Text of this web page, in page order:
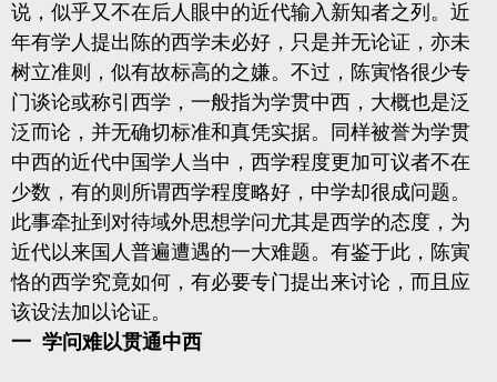
说，似乎又不在后人眼中的近代输入新知者之列。近
年有学人提出陈的西学未必好，只是并无论证，亦未
树立准则，似有故标高的之嫌。不过，陈寅恪很少专
门谈论或称引西学，一般指为学贯中西，大概也是泛
泛而论，并无确切标准和真凭实据。同样被誉为学贯
中西的近代中国学人当中，西学程度更加可议者不在
少数，有的则所谓西学程度略好，中学却很成问题。
此事牵扯到对待域外思想学问尤其是西学的态度，为
近代以来国人普遍遭遇的一大难题。有鉴于此，陈寅
恪的西学究竟如何，有必要专门提出来讨论，而且应
该设法加以论证。
一 学问难以贯通中西